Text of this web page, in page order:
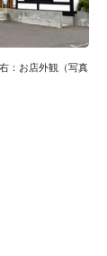
：お店外観（写真